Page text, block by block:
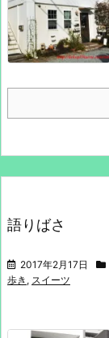
語りばさ
2017年2月17日
歩き , スイーツ